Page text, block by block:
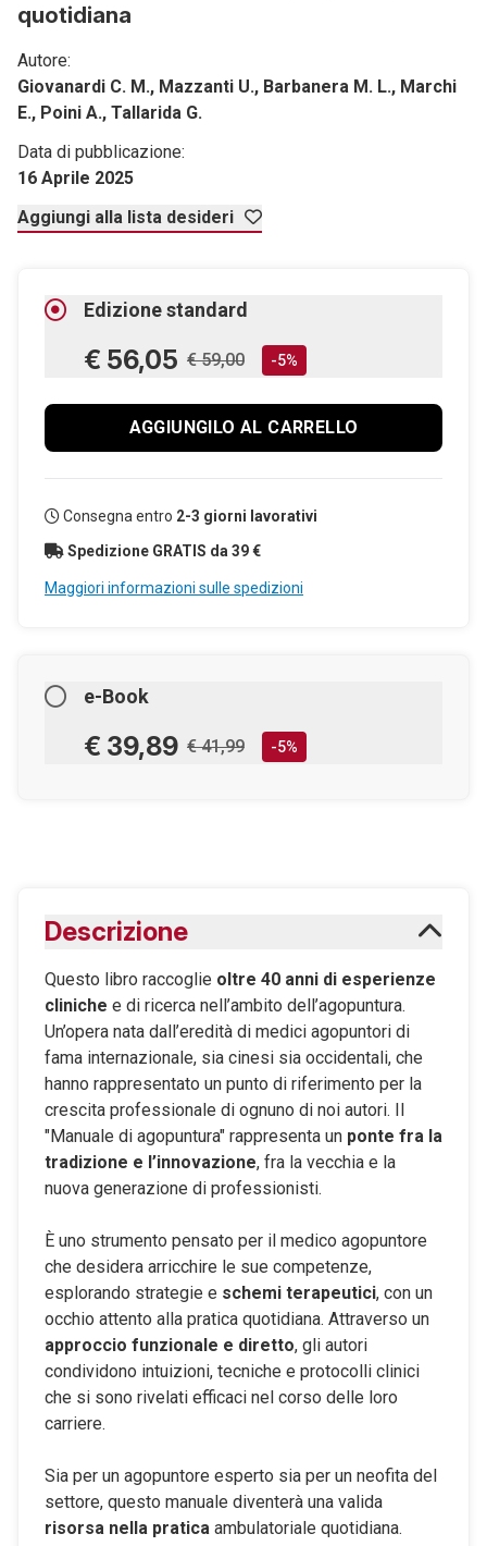
quotidiana
Autore:
Giovanardi C. M., Mazzanti U., Barbanera M. L., Marchi
E., Poini A., Tallarida G.
Data di pubblicazione:
16 Aprile 2025
Aggiungi alla lista desideri
Edizione standard
€ 56,05 € 59,00 -5%
AGGIUNGILO AL CARRELLO
Consegna entro 2-3 giorni lavorativi
Spedizione GRATIS da 39 €
Maggiori informazioni sulle spedizioni
e-Book
€ 39,89 € 41,99 -5%
Maggiori informazioni sugli eBook
Descrizione
Questo libro raccoglie oltre 40 anni di esperienze
cliniche e di ricerca nell’ambito dell’agopuntura.
Un’opera nata dall’eredità di medici agopuntori di
fama internazionale, sia cinesi sia occidentali, che
hanno rappresentato un punto di riferimento per la
crescita professionale di ognuno di noi autori. Il
"Manuale di agopuntura" rappresenta un ponte fra la
tradizione e l’innovazione, fra la vecchia e la
nuova generazione di professionisti.
È uno strumento pensato per il medico agopuntore
che desidera arricchire le sue competenze,
esplorando strategie e schemi terapeutici, con un
occhio attento alla pratica quotidiana. Attraverso un
approccio funzionale e diretto, gli autori
condividono intuizioni, tecniche e protocolli clinici
che si sono rivelati efficaci nel corso delle loro
carriere.
Sia per un agopuntore esperto sia per un neofita del
settore, questo manuale diventerà una valida
risorsa nella pratica ambulatoriale quotidiana.